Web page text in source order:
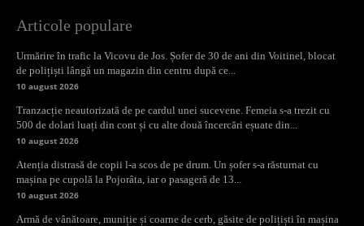
Articole populare
Urmărire în trafic la Vicovu de Jos. Șofer de 30 de ani din Voitinel, blocat
de polițiști lângă un magazin din centru după ce...
10 august 2026
Tranzacție neautorizată de pe cardul unei sucevene. Femeia s-a trezit cu
500 de dolari luați din cont și cu alte două încercări eșuate din...
10 august 2026
Atenția distrasă de copii l-a scos de pe drum. Un șofer s-a răsturnat cu
mașina pe cupolă la Pojorâta, iar o pasageră de 13...
10 august 2026
Armă de vânătoare, muniție și coarne de cerb, găsite de polițiști în mașina